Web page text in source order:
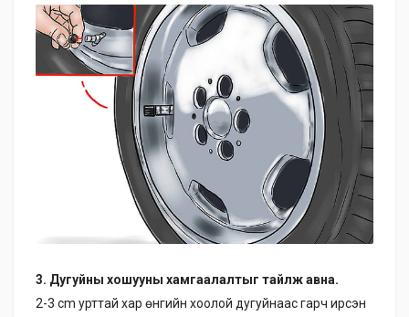
3. Дугуйны хошууны хамгаалалтыг тайлж авна.
2-3 cm урттай хар өнгийн хоолой дугуйнаас гарч ирсэн